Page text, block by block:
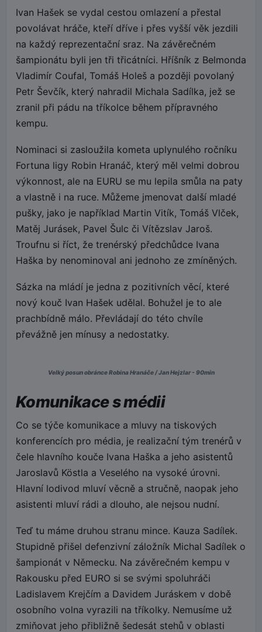
Ivan Hašek se vydal cestou omlazení a přestal
povolávat hráče, kteří dříve i přes vyšší věk jezdili
na každý reprezentační sraz. Na závěrečném
šampionátu byli jen tři třicátníci. Hříšník z Belmonda
Vladimír Coufal, Tomáš Holeš a později povolaný
Petr Ševčík, který nahradil Michala Sadílka, jež se
zranil při pádu na tříkolce během přípravného
kempu.
Nominaci si zasloužila kometa uplynulého ročníku
Fortuna ligy Robin Hranáč, který měl velmi dobrou
výkonnost, ale na EURU se mu lepila smůla na paty
a vlastně i na ruce. Můžeme jmenovat další mladé
pušky, jako je například Martin Vitík, Tomáš Vlček,
Matěj Jurásek, Pavel Šulc či Vítězslav Jaroš.
Troufnu si říct, že trenérský předchůdce Ivana
Haška by nenominoval ani jednoho ze zmíněných.
Sázka na mládí je jedna z pozitivních věcí, které
nový kouč Ivan Hašek udělal. Bohužel je to ale
prachbídně málo. Převládají do této chvíle
převážně jen mínusy a nedostatky.
Velký posun obránce Robina Hranáče / Jan Hejzlar - 90min
Komunikace s médii
Co se týče komunikace a mluvy na tiskových
konferencích pro média, je realizační tým trenérů v
čele hlavního kouče Ivana Haška a jeho asistentů
Jaroslavů Köstla a Veselého na vysoké úrovni.
Hlavní lodivod mluví věcně a stručně, naopak jeho
asistenti mluví rádi a dlouho, ale nejsou nudní.
Teď tu máme druhou stranu mince. Kauza Sadílek.
Stupidně přišel defenzivní záložník Michal Sadílek o
šampionát v Německu. Na závěrečném kempu v
Rakousku před EURO si se svými spoluhráči
Ladislavem Krejčím a Davidem Juráskem v době
osobního volna vyrazili na tříkolky. Nemusíme už
zmiňovat jeho přibližně šedesát stehů v oblasti